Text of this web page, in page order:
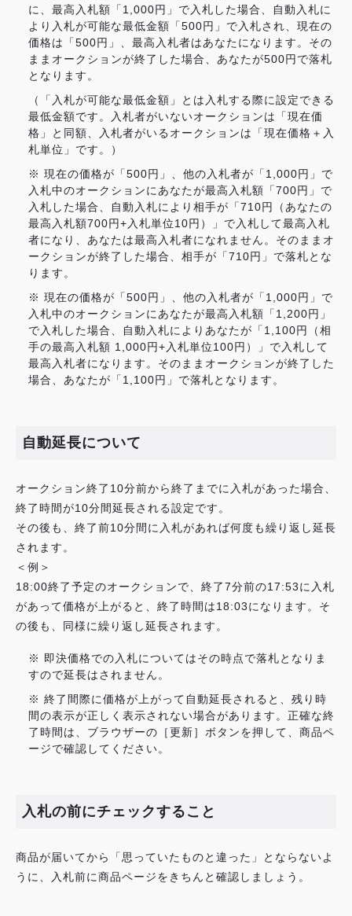
に、最高入札額「1,000円」で入札した場合、自動入札に
より入札が可能な最低金額「500円」で入札され、現在の
価格は「500円」、最高入札者はあなたになります。その
ままオークションが終了した場合、あなたが500円で落札
となります。
（「入札が可能な最低金額」とは入札する際に設定できる
最低金額です。入札者がいないオークションは「現在価
格」と同額、入札者がいるオークションは「現在価格＋入
札単位」です。）
※ 現在の価格が「500円」、他の入札者が「1,000円」で
入札中のオークションにあなたが最高入札額「700円」で
入札した場合、自動入札により相手が「710円（あなたの
最高入札額700円+入札単位10円）」で入札して最高入札
者になり、あなたは最高入札者になれません。そのままオ
ークションが終了した場合、相手が「710円」で落札とな
ります。
※ 現在の価格が「500円」、他の入札者が「1,000円」で
入札中のオークションにあなたが最高入札額「1,200円」
で入札した場合、自動入札によりあなたが「1,100円（相
手の最高入札額 1,000円+入札単位100円）」で入札して
最高入札者になります。そのままオークションが終了した
場合、あなたが「1,100円」で落札となります。
自動延長について
オークション終了10分前から終了までに入札があった場合、
終了時間が10分間延長される設定です。
その後も、終了前10分間に入札があれば何度も繰り返し延長
されます。
＜例＞
18:00終了予定のオークションで、終了7分前の17:53に入札
があって価格が上がると、終了時間は18:03になります。そ
の後も、同様に繰り返し延長されます。
※ 即決価格での入札についてはその時点で落札となりま
すので延長はされません。
※ 終了間際に価格が上がって自動延長されると、残り時
間の表示が正しく表示されない場合があります。正確な終
了時間は、ブラウザーの［更新］ボタンを押して、商品ペ
ージで確認してください。
入札の前にチェックすること
商品が届いてから「思っていたものと違った」とならないよ
うに、入札前に商品ページをきちんと確認しましょう。